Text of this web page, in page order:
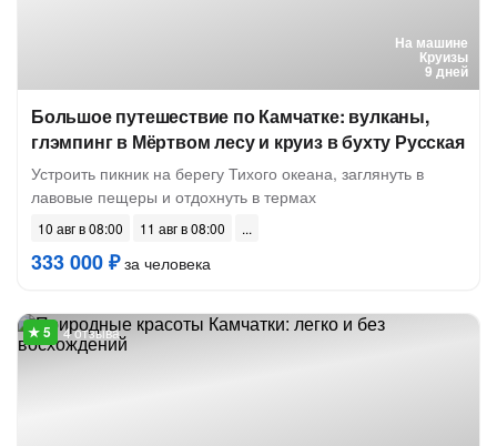
На машине
Круизы
9 дней
Большое путешествие по Камчатке: вулканы,
глэмпинг в Мёртвом лесу и круиз в бухту Русская
Устроить пикник на берегу Тихого океана, заглянуть в
лавовые пещеры и отдохнуть в термах
10 авг в 08:00 11 авг в 08:00
333 000 ₽за человека
4 отзыва